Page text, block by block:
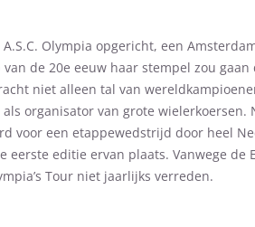
Olympia opgericht, een
de 20e eeuw haar stempel zou gaan
niet alleen tal van
organisator van grote wielerkoersen.
voor een etappewedstrijd door heel
eerste editie ervan plaats. Vanwege de
Tour niet jaarlijks verreden.